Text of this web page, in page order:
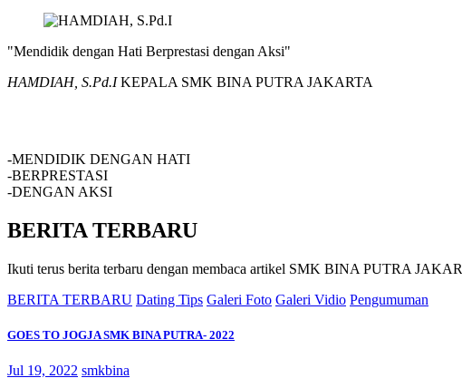
"Mendidik dengan Hati Berprestasi dengan Aksi"
HAMDIAH, S.Pd.IKEPALA SMK BINA PUTRA JAKARTA
-MENDIDIK DENGAN HATI
-BERPRESTASI
-DENGAN AKSI
BERITA TERBARU
Ikuti terus berita terbaru dengan membaca artikel SMK BINA PUTRA
BERITA TERBARU Dating Tips Galeri Foto Galeri Vidio Pengumuman
GOES TO JOGJA SMK BINA PUTRA- 2022
Jul 19, 2022 smkbina